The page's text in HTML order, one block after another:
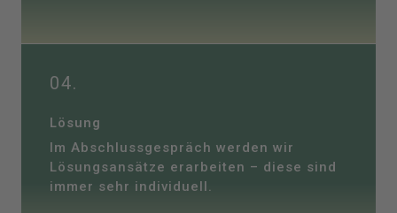
04.
Lösung
Im Abschlussgespräch werden wir
Lösungsansätze erarbeiten – diese sind
immer sehr individuell.